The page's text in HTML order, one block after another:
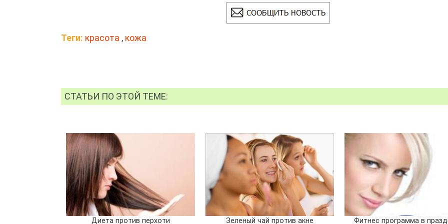
Теги: красота , кожа
СТАТЬИ ПО ЭТОЙ ТЕМЕ:
Диета против перхоти Зеленый чай против акне Фитнес программа в